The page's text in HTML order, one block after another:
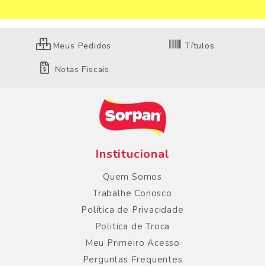
Meus Pedidos Títulos
Notas Fiscais
Institucional
Quem Somos
Trabalhe Conosco
Política de Privacidade
Politica de Troca
Meu Primeiro Acesso
Perguntas Frequentes